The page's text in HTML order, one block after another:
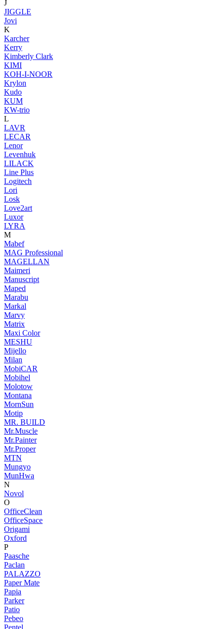
J
JIGGLE
Jovi
K
Karcher
Kerry
Kimberly Clark
KIMI
KOH-I-NOOR
Krylon
Kudo
KUM
KW-trio
L
LAVR
LECAR
Lenor
Levenhuk
LILACK
Line Plus
Logitech
Lori
Losk
Love2art
Luxor
LYRA
M
Mabef
MAG Professional
MAGELLAN
Maimeri
Manuscript
Maped
Marabu
Markal
Marvy
Matrix
Maxi Color
MESHU
Mijello
Milan
MobiCAR
Mobihel
Molotow
Montana
MornSun
Motip
MR. BUILD
Mr.Muscle
Mr.Painter
Mr.Proper
MTN
Mungyo
MunHwa
N
Novol
O
OfficeClean
OfficeSpace
Origami
Oxford
P
Paasche
Paclan
PALAZZO
Paper Mate
Papia
Parker
Patio
Pebeo
Pentel